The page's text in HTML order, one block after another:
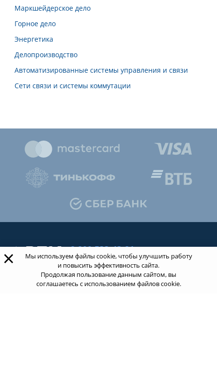
Маркшейдерское дело
Горное дело
Энергетика
Делопроизводство
Автоматизированные системы управления и связи
Сети связи и системы коммутации
8 800 533-43-21
звонок по России бесплатный
Обращаясь к нам за услугами, вы даете согласие
×
Мы используем файлы cookie, чтобы улучшить работу
и повысить эффективность сайта.
Продолжая пользование данным сайтом, вы
соглашаетесь с использованием файлов cookie.